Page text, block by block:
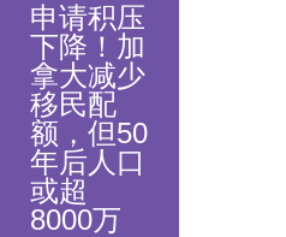
申请积压
下降！加
拿大减少
移民配
额，但50
年后人口
或超
8000万